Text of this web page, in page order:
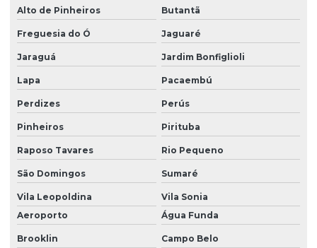
Laudo geológico
Laudo hidrológico
Laudo de vistoria ambiental
Laudos quimicos
Laudos técnicos ambientais
Licenciamento ambiental
Licenciamento ambiental e eia rima
Licenciamento ambiental de empreendimentos
Licenciamento ambiental empresa
Alto de Pinheiros Butantã
Freguesia do Ó Jaguaré
Jaraguá Jardim Bonfiglioli
Lapa Pacaembú
Perdizes Perús
Pinheiros Pirituba
Raposo Tavares Rio Pequeno
São Domingos Sumaré
Vila Leopoldina
Vila Sonia
Aeroporto
Água Funda
Brooklin Campo Belo